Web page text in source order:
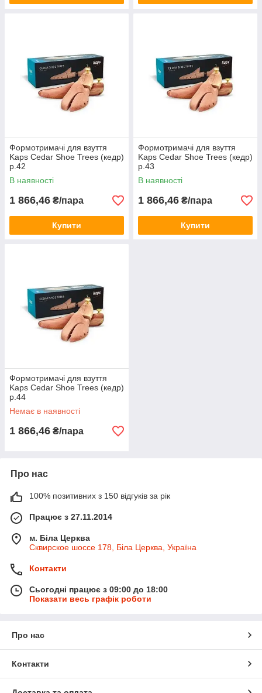
Формотримачі для взуття
Kaps Cedar Shoe Trees (кедр)
р.42
В наявності
1 866,46 ₴/пара
Купити
Формотримачі для взуття
Kaps Cedar Shoe Trees (кедр)
р.43
В наявності
1 866,46 ₴/пара
Купити
Формотримачі для взуття
Kaps Cedar Shoe Trees (кедр)
р.44
Немає в наявності
1 866,46 ₴/пара
Про нас
100% позитивних з 150 відгуків за рік
Працює з 27.11.2014
м. Біла Церква
Сквирское шоссе 178, Біла Церква, Україна
Контакти
Сьогодні працює з 09:00 до 18:00
Показати весь графік роботи
Про нас
Контакти